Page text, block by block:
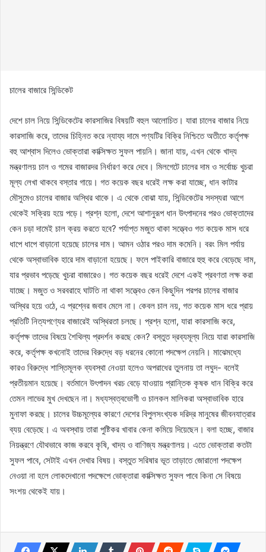
চালের বাজারে সিন্ডিকেট
দেশে চাল নিয়ে সিন্ডিকেটের কারসাজির বিষয়টি বহুল আলোচিত। যারা চালের বাজার নিয়ে
কারসাজি করে, তাদের চিহ্নিত করে ন্যায্য দামে পণ্যটির বিক্রি নিশ্চিতে অতীতে কর্তৃপক্ষ
বহু আশ্বাস দিলেও ভোক্তারা কাক্সিক্ষত সুফল পায়নি। জানা যায়, এখন থেকে খাদ্য
মন্ত্রণালয় চাল ও গমের বাজারদর নির্ধারণ করে দেবে। মিলগেটে চালের দাম ও সর্বোচ্চ খুচরা
মূল্য লেখা থাকবে বস্তার গায়ে। গত কয়েক বছর ধরেই লক্ষ করা যাচ্ছে, ধান কাটার
মৌসুমেও চালের বাজার অস্থির থাকে। এ থেকে বোঝা যায়, সিন্ডিকেটের সদস্যরা আগে
থেকেই সক্রিয় হয়ে পড়ে। প্রশ্ন হলো, দেশে আশানুরূপ ধান উৎপাদনের পরও ভোক্তাদের
কেন চড়া দামেই চাল ক্রয় করতে হবে? পর্যাপ্ত মজুত থাকা সত্ত্বেও গত কয়েক মাস ধরে
ধাপে ধাপে বাড়ানো হয়েছে চালের দাম। আমন ওঠার পরও দাম কমেনি। বরং মিল পর্যায়
থেকে অস্বাভাবিক হারে দাম বাড়ানো হয়েছে। ফলে পাইকারি বাজারে হুহু করে বেড়েছে দাম,
যার প্রভাব পড়েছে খুচরা বাজারেও। গত কয়েক বছর ধরেই দেশে একই প্রবণতা লক্ষ করা
যাচ্ছে। মজুত ও সরবরাহে ঘাটতি না থাকা সত্ত্বেও কেন কিছুদিন পরপর চালের বাজার
অস্থির হয়ে ওঠে, এ প্রশ্নের জবাব মেলে না। কেবল চাল নয়, গত কয়েক মাস ধরে প্রায়
প্রতিটি নিত্যপণ্যের বাজারেই অস্থিরতা চলছে। প্রশ্ন হলো, যারা কারসাজি করে,
কর্তৃপক্ষ তাদের বিষয়ে শৈথিল্য প্রদর্শন করছে কেন? বস্তুত দ্রব্যমূল্য নিয়ে যারা কারসাজি
করে, কর্তৃপক্ষ কখনোই তাদের বিরুদ্ধে বড় ধরনের কোনো পদক্ষেপ নেয়নি। মাঝেমধ্যে
কারও বিরুদ্ধে শাস্তিমূলক ব্যবস্থা নেওয়া হলেও অপরাধের তুলনায় তা লঘুদ- বলেই
প্রতীয়মান হয়েছে। বর্তমানে উৎপাদন খরচ বেড়ে যাওয়ায় প্রান্তিক কৃষক ধান বিক্রি করে
তেমন লাভের মুখ দেখছেন না। মধ্যস্বত্বভোগী ও চালকল মালিকরা অস্বাভাবিক হারে
মুনাফা করছে। চালের উচ্চমূল্যের কারণে দেশের বিপুলসংখ্যক দরিদ্র মানুষের জীবনযাত্রার
ব্যয় বেড়েছে। এ অবস্থায় তারা পুষ্টিকর খাবার কেনা কমিয়ে দিয়েছেন। বলা হচ্ছে, বাজার
নিয়ন্ত্রণে যৌথভাবে কাজ করবে কৃষি, খাদ্য ও বাণিজ্য মন্ত্রণালয়। এতে ভোক্তারা কতটা
সুফল পাবে, সেটাই এখন দেখার বিষয়। বস্তুত সরিষার ভূত তাড়াতে জোরালো পদক্ষেপ
নেওয়া না হলে লোকদেখানো পদক্ষেপে ভোক্তারা কাক্সিক্ষত সুফল পাবে কিনা সে বিষয়ে
সংশয় থেকেই যায়।